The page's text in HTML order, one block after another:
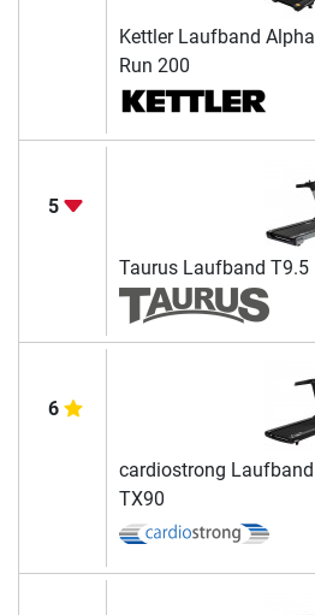
Kettler Laufband Alpha
Run 200
5
Taurus Laufband T9.5
6
cardiostrong Laufband
TX90